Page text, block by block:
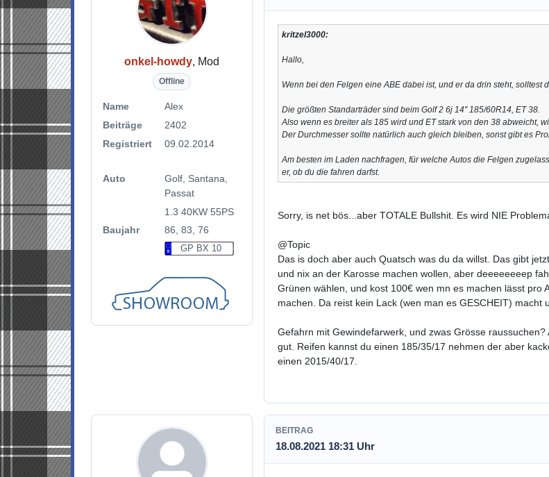
onkel-howdy, Mod
Offline
Name
Alex
Beiträge
2402
Registriert
09.02.2014
Auto
Golf, Santana,
Passat
1.3 40KW 55PS
Baujahr
86, 83, 76
GP BX 10
kritzel3000:
Hallo,
Wenn bei den Felgen eine ABE dabei ist, und er da drin steht, solltest
Die größten Standarträder sind beim Golf 2 6j 14" 185/60R14, ET 38.
Also wenn es breiter als 185 wird und ET stark von den 38 abweicht,
Der Durchmesser sollte natürlich auch gleich bleiben, sonst gibt es
Am besten im Laden nachfragen, für welche Autos die Felgen
er, ob du die fahren darfst.
Sorry, is net bös...aber TOTALE Bullshit. Es wird NIE
@Topic
Das is doch aber auch Quatsch was du da willst. Das gibt
und nix an der Karosse machen wollen, aber deeeeeeeep
Grünen wählen, und kost 100€ wen mn es machen lässt
machen. Da reist kein Lack (wen man es GESCHEIT) macht
Gefahrn mit Gewindefarwerk, und zwas Grösse
gut. Reifen kannst du einen 185/35/17 nehmen der aber
einen 2015/40/17.
BEITRAG
18.08.2021 18:31 Uhr